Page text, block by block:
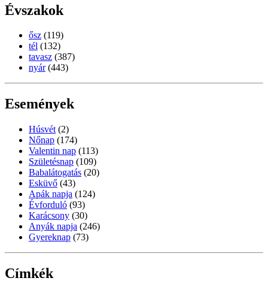
Évszakok
ősz (119)
tél (132)
tavasz (387)
nyár (443)
Események
Húsvét (2)
Nőnap (174)
Valentin nap (113)
Születésnap (109)
Babalátogatás (20)
Esküvő (43)
Apák napja (124)
Évforduló (93)
Karácsony (30)
Anyák napja (246)
Gyereknap (73)
Címkék